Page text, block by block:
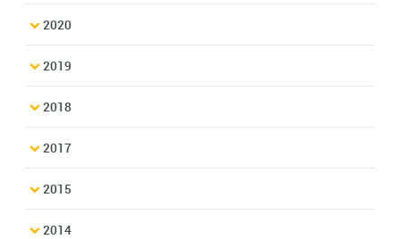
2020
2019
2018
2017
2015
2014